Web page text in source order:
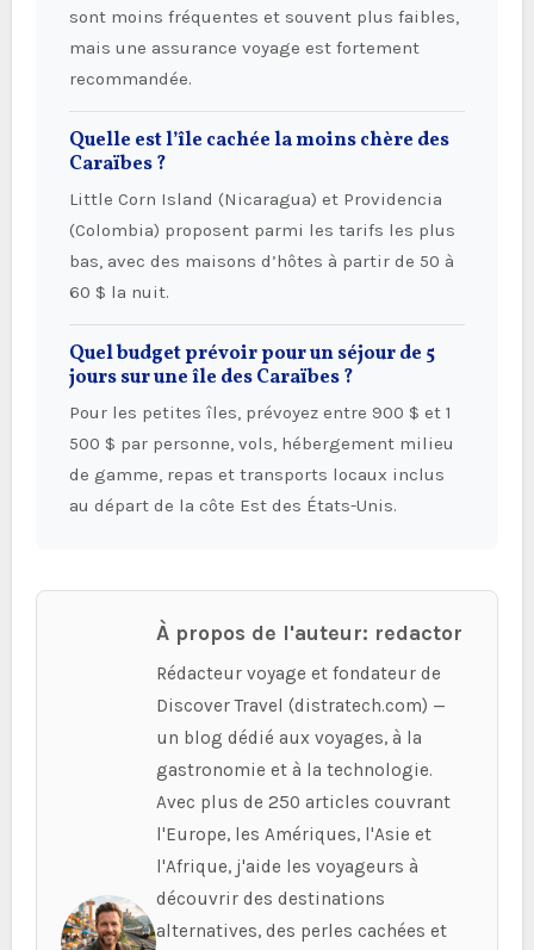
sont moins fréquentes et souvent plus faibles,
mais une assurance voyage est fortement
recommandée.
Quelle est l’île cachée la moins chère des
Caraïbes ?
Little Corn Island (Nicaragua) et Providencia
(Colombia) proposent parmi les tarifs les plus
bas, avec des maisons d’hôtes à partir de 50 à
60 $ la nuit.
Quel budget prévoir pour un séjour de 5
jours sur une île des Caraïbes ?
Pour les petites îles, prévoyez entre 900 $ et 1
500 $ par personne, vols, hébergement milieu
de gamme, repas et transports locaux inclus
au départ de la côte Est des États-Unis.
À propos de l'auteur: redactor
Rédacteur voyage et fondateur de
Discover Travel (distratech.com) —
un blog dédié aux voyages, à la
gastronomie et à la technologie.
Avec plus de 250 articles couvrant
l'Europe, les Amériques, l'Asie et
l'Afrique, j'aide les voyageurs à
découvrir des destinations
alternatives, des perles cachées et